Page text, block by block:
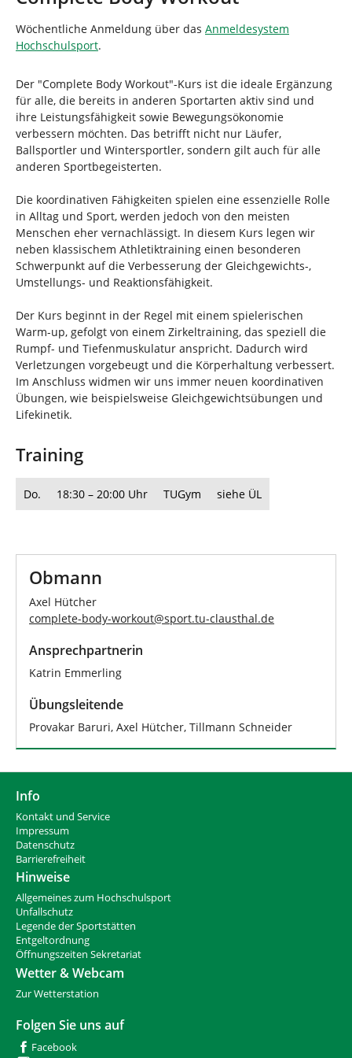
i
e
:
Wöchentliche Anmeldung über das Anmeldesystem
Hochschulsport.
Der "Complete Body Workout"-Kurs ist die ideale Ergänzung
für alle, die bereits in anderen Sportarten aktiv sind und
ihre Leistungsfähigkeit sowie Bewegungsökonomie
verbessern möchten. Das betrifft nicht nur Läufer,
Ballsportler und Wintersportler, sondern gilt auch für alle
anderen Sportbegeisterten.
Die koordinativen Fähigkeiten spielen eine essenzielle Rolle
in Alltag und Sport, werden jedoch von den meisten
Menschen eher vernachlässigt. In diesem Kurs legen wir
neben klassischem Athletiktraining einen besonderen
Schwerpunkt auf die Verbesserung der Gleichgewichts-,
Umstellungs- und Reaktionsfähigkeit.
Der Kurs beginnt in der Regel mit einem spielerischen
Warm-up, gefolgt von einem Zirkeltraining, das speziell die
Rumpf- und Tiefenmuskulatur anspricht. Dadurch wird
Verletzungen vorgebeugt und die Körperhaltung verbessert.
Im Anschluss widmen wir uns immer neuen koordinativen
Übungen, wie beispielsweise Gleichgewichtsübungen und
Lifekinetik.
Training
Do. 18:30 – 20:00 Uhr TUGym siehe ÜL
Obmann
Axel Hütcher
complete-body-workout@sport.tu-clausthal.de
Ansprechpartnerin
Katrin Emmerling
Übungsleitende
Provakar Baruri, Axel Hütcher, Tillmann Schneider
Info
Kontakt und Service
Impressum
Datenschutz
Barrierefreiheit
Hinweise
Allgemeines zum Hochschulsport
Unfallschutz
Legende der Sportstätten
Entgeltordnung
Öffnungszeiten Sekretariat
Wetter & Webcam
Zur Wetterstation
Folgen Sie uns auf
Facebook